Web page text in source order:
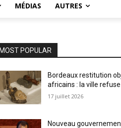
MÉDIAS AUTRES
MOST POPULAR
Bordeaux restitution
africains : la ville
17 juillet 2026
Nouveau